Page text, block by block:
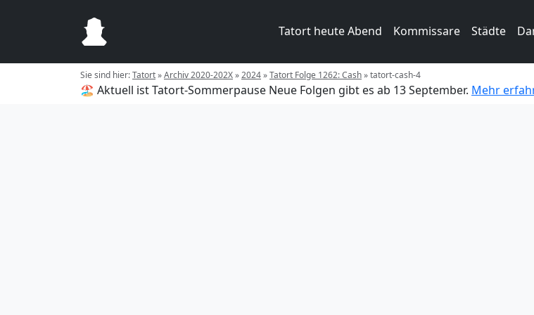
Tatort heute Abend Kommissare Städte
Sie sind hier:Tatort»Archiv 2020-202X»2024»Tatort Folge 1262: Cash»tatort-cash-4
🏖️ Aktuell ist Tatort-Sommerpause Neue Folgen gibt es ab 13 September. Mehr